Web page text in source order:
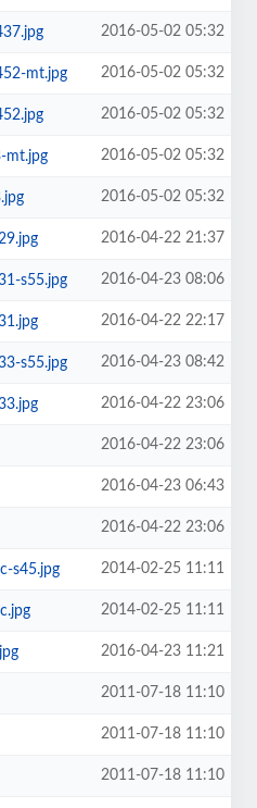
2016-05-02 05:32
mt.jpg 2016-05-02 05:32
2016-05-02 05:32
mt.jpg 2016-05-02 05:32
2016-05-02 05:32
2016-04-22 21:37
s55.jpg 2016-04-23 08:06
2016-04-22 22:17
s55.jpg 2016-04-23 08:42
2016-04-22 23:06
2016-04-22 23:06
2016-04-23 06:43
2016-04-22 23:06
s45.jpg 2014-02-25 11:11
2014-02-25 11:11
2016-04-23 11:21
2011-07-18 11:10
2011-07-18 11:10
2011-07-18 11:10